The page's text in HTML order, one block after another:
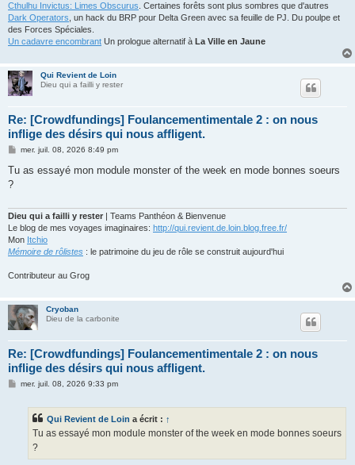
Cthulhu Invictus: Limes Obscurus . Certaines forêts sont plus sombres que d'autres
Dark Operators , un hack du BRP pour Delta Green avec sa feuille de PJ. Du poulpe et
des Forces Spéciales.
Un cadavre encombrant Un prologue alternatif à La Ville en Jaune
Qui Revient de Loin
Dieu qui a failli y rester
Re: [Crowdfundings] Foulancementimentale 2 : on nous
inflige des désirs qui nous affligent.
M
s
mer. juil. 08, 2026 8:49 pm
Tu as essayé mon module monster of the week en mode bonnes soeurs
?
Dieu qui a failli y rester
| Teams Panthéon & Bienvenue
Le blog de mes voyages imaginaires: http://qui.revient.de.loin.blog.free.fr/
Mon Itchio
Mémoire de rôlistes : le patrimoine du jeu de rôle se construit aujourd'hui
Contributeur au Grog
Cryoban
Dieu de la carbonite
Re: [Crowdfundings] Foulancementimentale 2 : on nous
inflige des désirs qui nous affligent.
Mmer. juil. 08, 2026 9:33 pm
Qui Revient de Loin a écrit : ↑
Tu as essayé mon module monster of the week en mode bonnes soeurs
?